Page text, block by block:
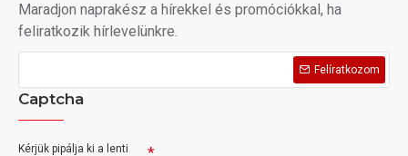
Maradjon naprakész a hírekkel és promóciókkal, ha
feliratkozik hírlevelünkre.
Felíratkozom
Captcha
Kérjük pipálja ki a lenti